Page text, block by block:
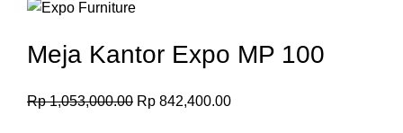
Meja Kantor Expo MP 100
Rp1,053,000.00 Rp 842,400.00